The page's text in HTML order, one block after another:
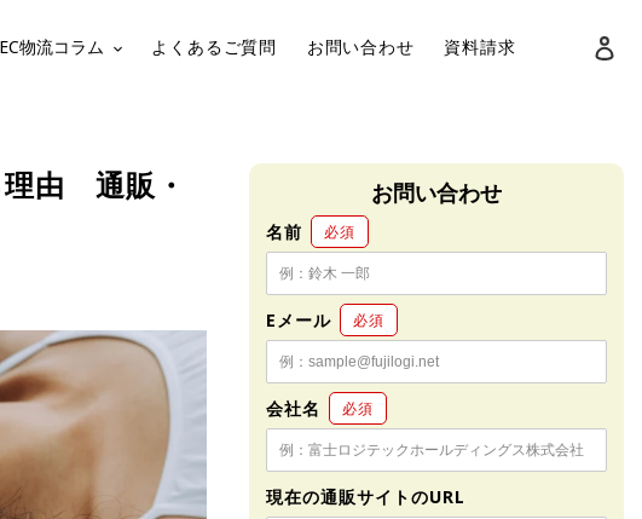
EC物流コラム よくあるご質問 お問い合わせ 資料請求
検索
理由 通販・
お問い合わせ
名前 必須
Eメール 必須
会社名 必須
現在の通販サイトのURL